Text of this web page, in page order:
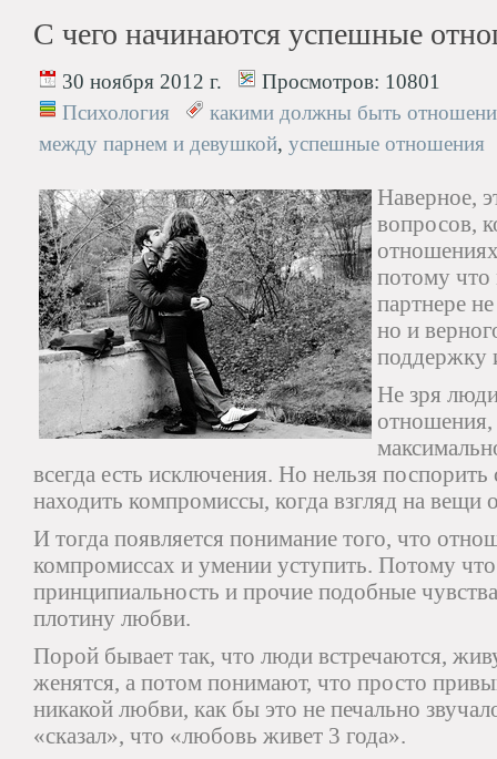
С чего начинаются успешные
30 ноября 2012 г. Просмотров: 10801
Психология
какими должны быть
между парнем и девушкой, успешные отношения
Наверное,
вопросов,
потому что
партнере
но и
поддержку
Не зря
всегда есть исключения. Но нельзя
находить компромиссы, когда взгляд на вещи
И тогда появляется понимание того, что
компромиссах и умении уступить. Потому
принципиальность и прочие подобные
плотину любви.
Порой бывает так, что люди встречаются,
женятся, а потом понимают, что просто
никакой любви, как бы это не печально
«сказал», что «любовь живет 3 года».